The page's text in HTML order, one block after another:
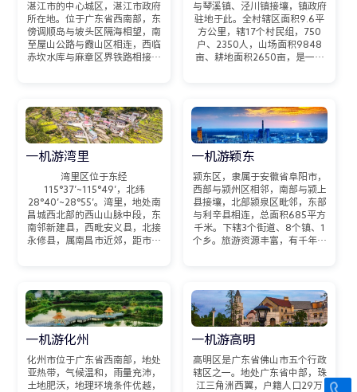
湛江市的中心城区，湛江市政府
所在地。位于广东省西南部，东
傍调顺岛与坡头区隔海相望，南
至屋山公路与霞山区相连，西临
赤坎水库与麻章区界铁路相接，
范区，成为湛江市首个省级全域
旅游示范区。
与琴溪镇、泾川镇接壤，镇政府
驻地于此。全村辖区面积9.6平
方公里，辖17个村民组，750
户、2350人，山场面积9848
亩、耕地面积2650亩，是一个
交通便利。
一机游湾里
湾里区位于东经
115°37′~115°49′，北纬
28°40′~28°55′。湾里，地处南
昌城西北部的西山山脉中段，东
南邻新建县，西毗安义县，北接
永修县，属南昌市近郊，距市中
里。气候条件优越，属亚热带季
风湿润气候，雨量充沛，日照丰
富，年平均气温
14.5℃-17.6℃。
一机游颖东
颍东区，隶属于安徽省阜阳市，
西部与颍州区相邻，南部与颍上
县接壤，北部颍泉区毗邻，东部
与利辛县相连，总面积685平方
千米。下辖3个街道、8个镇、1
个乡。旅游资源丰富，有千年古
望月楼、钓鱼台、青邱城遗址、
七十二眼辘轳井、72座老连窑、
上天梯、杜岗、陈古堆等
一机游化州
化州市位于广东省西南部，地处
亚热带，气候温和，雨量充沛，
土地肥沃，地理环境条件优越，
一机游高明
高明区是广东省佛山市五个行政
辖区之一。地处广东省中部，珠
江三角洲西翼，户籍人口29万